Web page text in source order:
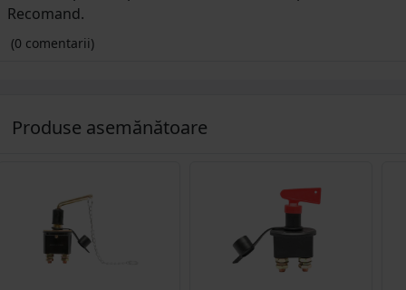
Recomand.
(0 comentarii)
Produse asemănătoare